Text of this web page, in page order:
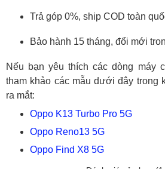
Trả góp 0%, ship COD toàn
Bảo hành 15 tháng, đổi mới
Nếu bạn yêu thích các dòng máy
tham khảo các mẫu dưới đây trong
ra mắt:
Oppo K13 Turbo Pro 5G
Oppo Reno13 5G
Oppo Find X8 5G